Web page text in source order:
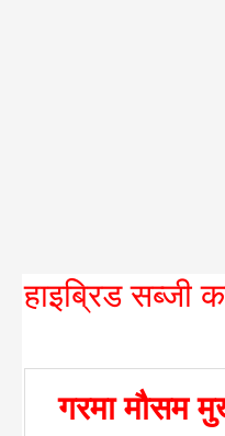
हाइब्रिड
गरमा मौसम